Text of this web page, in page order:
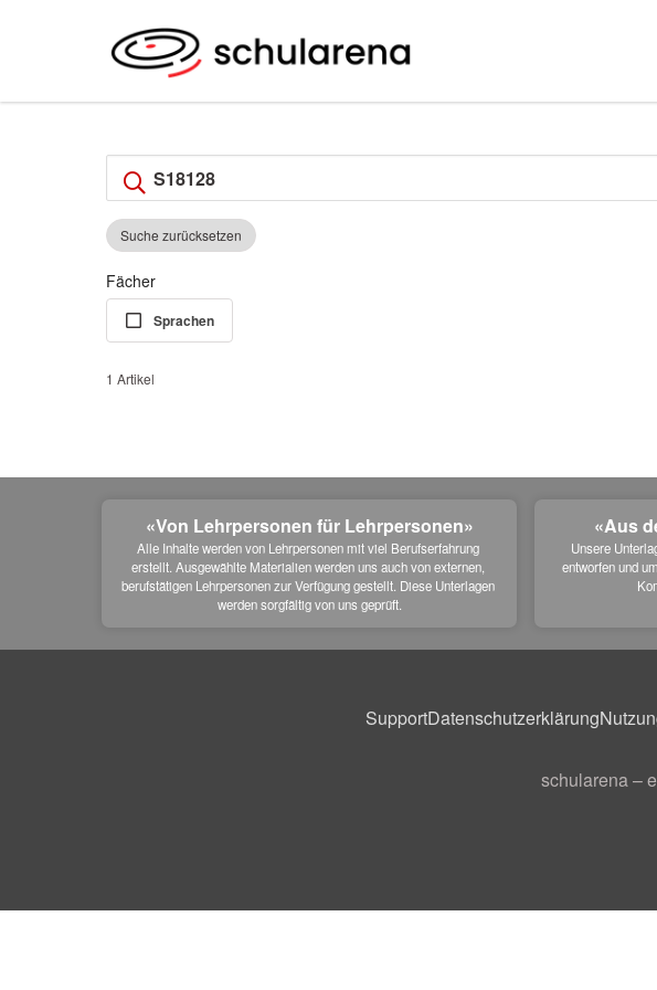
Suche zurücksetzen
Fächer
Sprachen
1 Artikel
«Von Lehrpersonen für Lehrpersonen»
Alle Inhalte werden von Lehrpersonen mit viel Berufserfahrung
erstellt. Ausgewählte Materialien werden uns auch von externen,
berufstätigen Lehrpersonen zur Verfügung gestellt. Diese Unterlagen
werden sorgfältig von uns geprüft.
«Aus
Unsere
entworfen und
SupportDatenschutzerklärung
schularena –